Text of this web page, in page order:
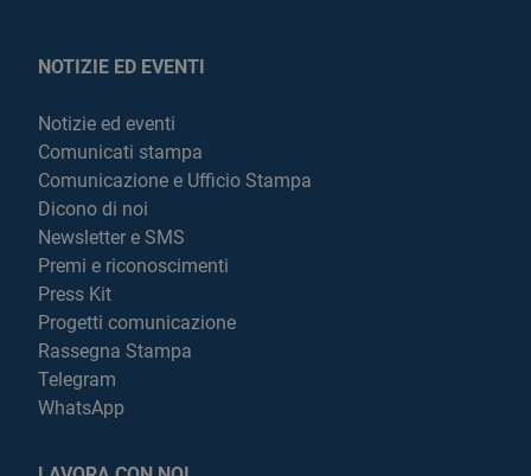
NOTIZIE ED EVENTI
Notizie ed eventi
Comunicati stampa
Comunicazione e Ufficio Stampa
Dicono di noi
Newsletter e SMS
Premi e riconoscimenti
Press Kit
Progetti comunicazione
Rassegna Stampa
Telegram
WhatsApp